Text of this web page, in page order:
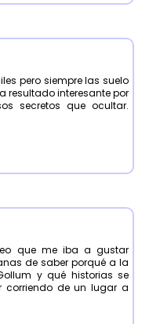
pero siempre las suelo
resultado interesante por
secretos que ocultar.
que me iba a gustar
de saber porqué a la
y qué historias se
corriendo de un lugar a